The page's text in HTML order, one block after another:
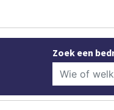
Zoek een